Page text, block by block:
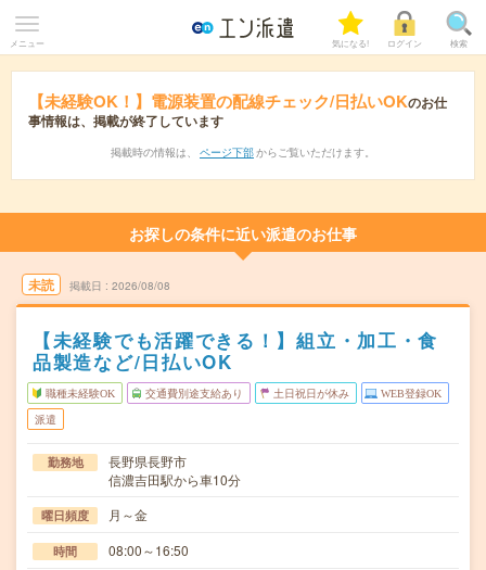
メニュー 気になる! ログイン 検索
【未経験OK！】電源装置の配線チェック/日払いOKのお仕
事情報は、掲載が終了しています
掲載時の情報は、 ページ下部 からご覧いただけます。
お探しの条件に近い派遣のお仕事
未読 掲載日 2026/08/08
【未経験でも活躍できる！】組立・加工・食
品製造など/日払いOK
職種未経験OK 交通費別途支給あり 土日祝日が休み WEB登録OK
派遣
勤務地
長野県長野市
信濃吉田駅から車10分
曜日頻度 月～金
時間 08:00～16:50